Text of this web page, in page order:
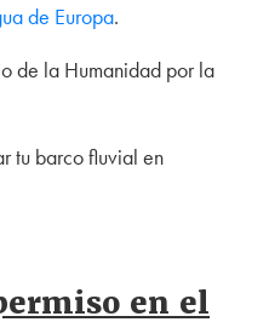
de Europa.
de la Humanidad por la
tu barco fluvial en
en el